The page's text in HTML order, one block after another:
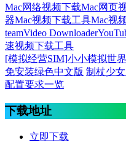
Mac网络视频下载Mac网页
器Mac视频下载工具Mac视
teamVideo Downloader
速视频下载工具
[模拟经营SIM]小小模拟世
免安装绿色中文版 制杖少
配置要求一览
下载地址
立即下载